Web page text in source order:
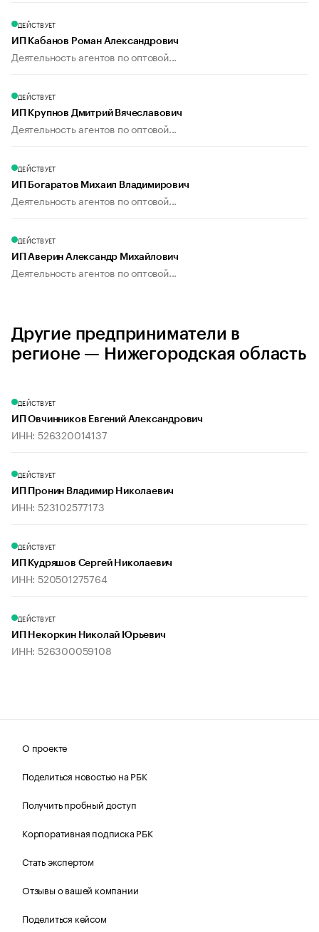
ДЕЙСТВУЕТ
ИП Кабанов Роман Александрович
Деятельность агентов по оптовой...
ДЕЙСТВУЕТ
ИП Крупнов Дмитрий Вячеславович
Деятельность агентов по оптовой...
ДЕЙСТВУЕТ
ИП Богаратов Михаил Владимирович
Деятельность агентов по оптовой...
ДЕЙСТВУЕТ
ИП Аверин Александр Михайлович
Деятельность агентов по оптовой...
Другие предприниматели в
регионе — Нижегородская область
ДЕЙСТВУЕТ
ИП Овчинников Евгений Александрович
ИНН: 526320014137
ДЕЙСТВУЕТ
ИП Пронин Владимир Николаевич
ИНН: 523102577173
ДЕЙСТВУЕТ
ИП Кудряшов Сергей Николаевич
ИНН: 520501275764
ДЕЙСТВУЕТ
ИП Некоркин Николай Юрьевич
ИНН: 526300059108
О проекте
Поделиться новостью на РБК
Получить пробный доступ
Корпоративная подписка РБК
Стать экспертом
Отзывы о вашей компании
Поделиться кейсом